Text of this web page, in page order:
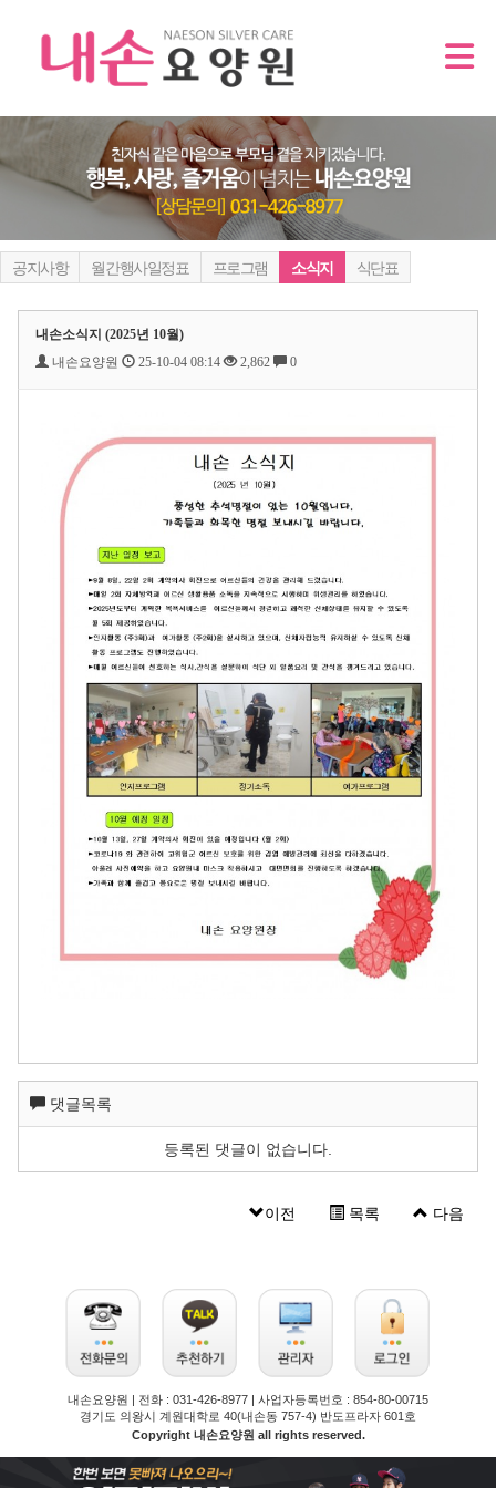
공지사항 월간행사일정표 프로그램 소식지 식단표
내손소식지 (2025년 10월)
내손요양원
25-10-04 08:14 2,862 0
댓글목록
등록된 댓글이 없습니다.
이전 목록 다음
내손요양원 | 전화 : 031-426-8977 | 사업자등록번호 : 854-80-00715
경기도 의왕시 계원대학로 40(내손동 757-4) 반도프라자 601호
Copyright 내손요양원 all rights reserved.